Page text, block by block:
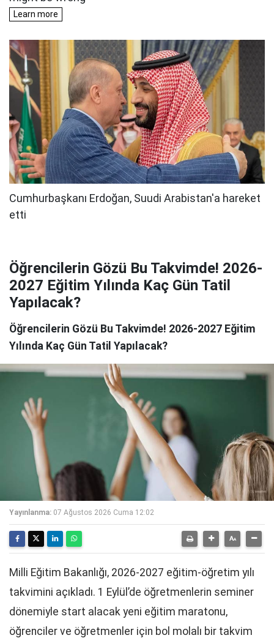
Öğrencilerin Gözü Bu Takvimde! 2026-
2027 Eğitim Yılında Kaç Gün Tatil
Yapılacak?
Öğrencilerin Gözü Bu Takvimde! 2026-2027 Eğitim
Yılında Kaç Gün Tatil Yapılacak?
Yayınlanma: 07 Ağustos 2026 Cuma 12:02
Milli Eğitim Bakanlığı, 2026-2027 eğitim-öğretim yılı
takvimini açıkladı. 1 Eylül’de öğretmenlerin seminer
dönemiyle start alacak yeni eğitim maratonu,
öğrenciler ve öğretmenler için bol molalı bir takvim